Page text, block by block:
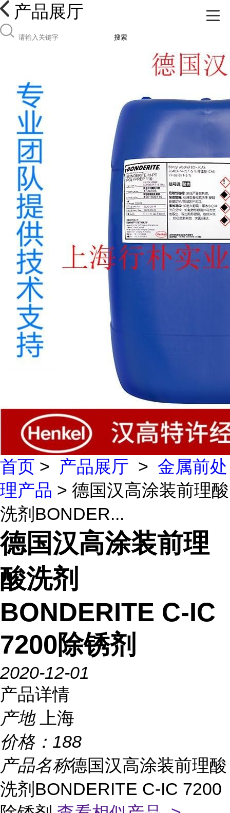
产品展厅
搜索
首页 > 产品展厅 > 金属前处
理产品 > 德国汉高涂装前理酸
洗剂BONDER...
德国汉高涂装前理
酸洗剂
BONDERITE C-IC
7200除锈剂
2020-12-01
产品详情
产地
上海
价格： 188
产品名称德国汉高涂装前理酸
洗剂BONDERITE C-IC 7200